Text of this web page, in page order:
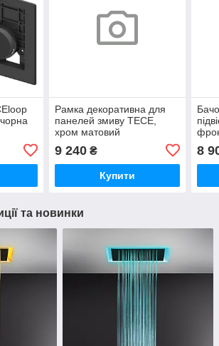
Рамка декоративна для
панелей змиву ТЕСЕ,
хром матовий
9 240₴
Купити
8
та новинки